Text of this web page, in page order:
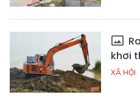
khơi
XÃ HỘI